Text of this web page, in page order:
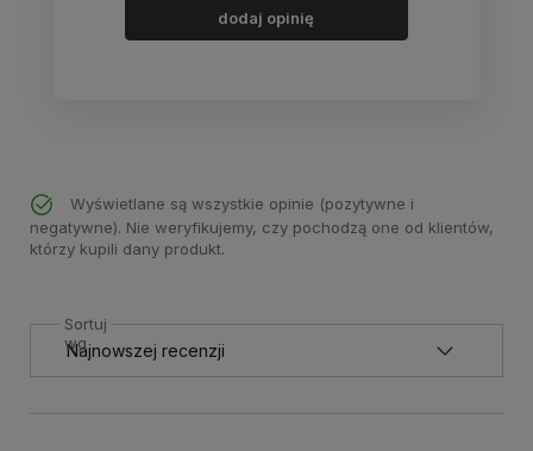
dodaj opinię
Wyświetlane są wszystkie opinie (pozytywne i
negatywne). Nie weryfikujemy, czy pochodzą one od klientów,
którzy kupili dany produkt.
Sortuj
wg